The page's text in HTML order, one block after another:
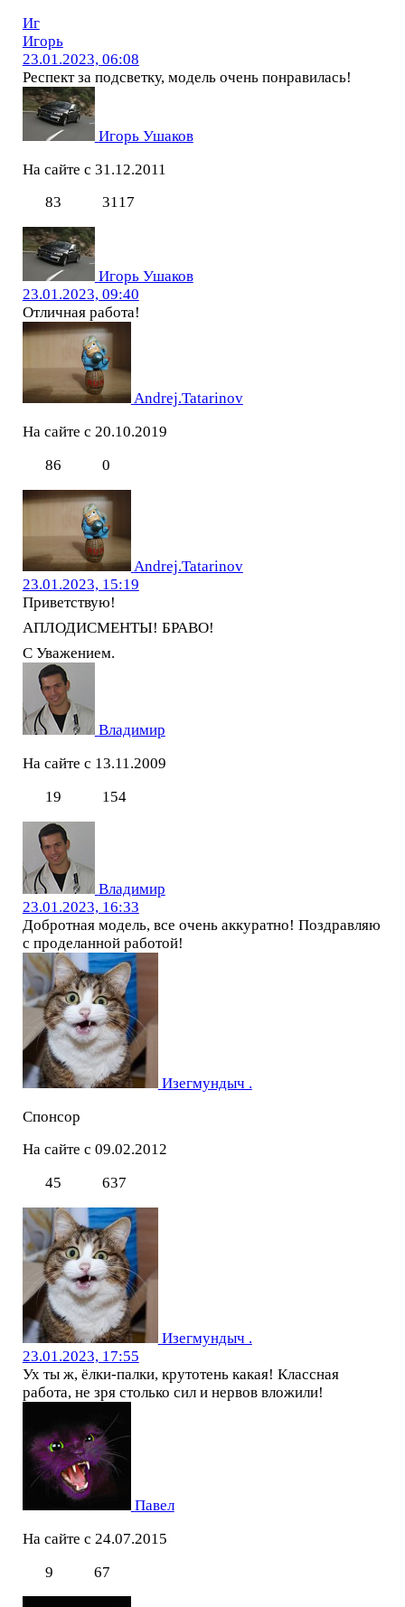
Иг
Игорь
23.01.2023, 06:08
Респект за подсветку, модель очень понравилась!
Игорь Ушаков
На сайте с 31.12.2011
83
3117
Игорь Ушаков
23.01.2023, 09:40
Отличная работа!
Andrej.Tatarinov
На сайте с 20.10.2019
86
0
Andrej.Tatarinov
23.01.2023, 15:19
Приветствую!
АПЛОДИСМЕНТЫ! БРАВО!
С Уважением.
Владимир
На сайте с 13.11.2009
19
154
Владимир
23.01.2023, 16:33
Добротная модель, все очень аккуратно! Поздравляю
с проделанной работой!
Изегмундыч .
Спонсор
На сайте с 09.02.2012
45
637
Изегмундыч .
23.01.2023, 17:55
Ух ты ж, ёлки-палки, крутотень какая! Классная
работа, не зря столько сил и нервов вложили!
Павел
На сайте с 24.07.2015
9
67